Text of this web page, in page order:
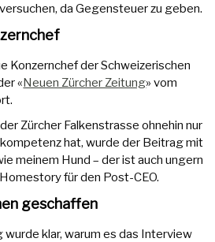
da Gegensteuer zu geben.
Konzernchef der Schweizerischen
«Neuen Zürcher Zeitung» vom
Zürcher Falkenstrasse ohnehin nur
hat, wurde der Beitrag mit
meinem Hund – der ist auch ungern
für den Post-CEO.
geschaffen
klar, warum es das Interview